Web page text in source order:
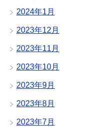
2024年1月
2023年12月
2023年11月
2023年10月
2023年9月
2023年8月
2023年7月